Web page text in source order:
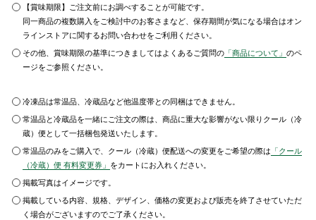
【賞味期限】ご注文前にお調べすることが可能です。
同一商品の複数購入をご検討中のお客さまなど、保存期間が気になる場合はオン
ラインストアに関するお問い合わせをご利用ください。
その他、賞味期限の基準につきましてはよくあるご質問の 「商品について」のペ
ージをご参照ください。
冷凍品は常温品、冷蔵品など他温度帯との同梱はできません。
常温品と冷蔵品を一緒にご注文の際は、商品に重大な影響がない限りクール（冷
蔵）便として一括梱包発送いたします。
常温品のみをご購入で、クール（冷蔵）便配送への変更をご希望の際は 「クール
（冷蔵）便 有料変更券」 をカートにお入れください。
掲載写真はイメージです。
掲載している内容、規格、デザイン、価格の変更および販売を終了させていただ
く場合がございますのでご了承ください。